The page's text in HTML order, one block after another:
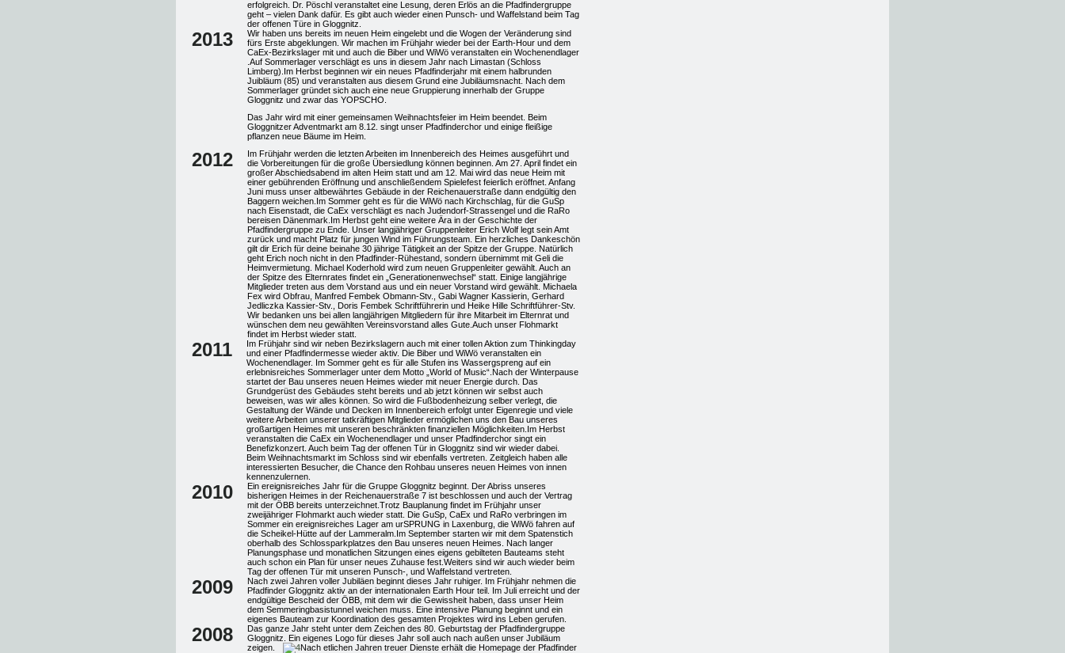
erfolgreich. Dr. Pöschl veranstaltet eine Lesung, deren Erlös an die Pfadfindergruppe
geht – vielen Dank dafür. Es gibt auch wieder einen Punsch- und Waffelstand beim Tag
der offenen Türe in Gloggnitz.
2013
Wir haben uns bereits im neuen Heim eingelebt und die Wogen der Veränderung sind
fürs Erste abgeklungen. Wir machen im Frühjahr wieder bei der Earth-Hour und dem
CaEx-Bezirkslager mit und auch die Biber und WiWö veranstalten ein Wochenendlager
.Auf Sommerlager verschlägt es uns in diesem Jahr nach Limastan (Schloss
Limberg).Im Herbst beginnen wir ein neues Pfadfinderjahr mit einem halbrunden
Juibläum (85) und veranstalten aus diesem Grund eine Jubiläumsnacht. Nach dem
Sommerlager gründet sich auch eine neue Gruppierung innerhalb der Gruppe
Gloggnitz und zwar das YOPSCHO.
Das Jahr wird mit einer gemeinsamen Weihnachtsfeier im Heim beendet. Beim
Gloggnitzer Adventmarkt am 8.12. singt unser Pfadfinderchor und einige fleißige
pflanzen neue Bäume im Heim.
2012
Im Frühjahr werden die letzten Arbeiten im Innenbereich des Heimes ausgeführt und
die Vorbereitungen für die große Übersiedlung können beginnen. Am 27. April findet ein
großer Abschiedsabend im alten Heim statt und am 12. Mai wird das neue Heim mit
einer gebührenden Eröffnung und anschließendem Spielefest feierlich eröffnet. Anfang
Juni muss unser altbewährtes Gebäude in der Reichenauerstraße dann endgültig den
Baggern weichen.Im Sommer geht es für die WiWö nach Kirchschlag, für die GuSp
nach Eisenstadt, die CaEx verschlägt es nach Judendorf-Strassengel und die RaRo
bereisen Dänenmark.Im Herbst geht eine weitere Ära in der Geschichte der
Pfadfindergruppe zu Ende. Unser langjähriger Gruppenleiter Erich Wolf legt sein Amt
zurück und macht Platz für jungen Wind im Führungsteam. Ein herzliches Dankeschön
gilt dir Erich für deine beinahe 30 jährige Tätigkeit an der Spitze der Gruppe. Natürlich
geht Erich noch nicht in den Pfadfinder-Rühestand, sondern übernimmt mit Geli die
Heimvermietung. Michael Koderhold wird zum neuen Gruppenleiter gewählt. Auch an
der Spitze des Elternrates findet ein „Generationenwechsel“ statt. Einige langjährige
Mitglieder treten aus dem Vorstand aus und ein neuer Vorstand wird gewählt. Michaela
Fex wird Obfrau, Manfred Fembek Obmann-Stv., Gabi Wagner Kassierin, Gerhard
Jedliczka Kassier-Stv., Doris Fembek Schriftführerin und Heike Hille Schriftführer-Stv.
Wir bedanken uns bei allen langjährigen Mitgliedern für ihre Mitarbeit im Elternrat und
wünschen dem neu gewählten Vereinsvorstand alles Gute.Auch unser Flohmarkt
findet im Herbst wieder statt.
2011
Im Frühjahr sind wir neben Bezirkslagern auch mit einer tollen Aktion zum Thinkingday
und einer Pfadfindermesse wieder aktiv. Die Biber und WiWö veranstalten ein
Wochenendlager. Im Sommer geht es für alle Stufen ins Wassergspreng auf ein
erlebnisreiches Sommerlager unter dem Motto „World of Music“.Nach der Winterpause
startet der Bau unseres neuen Heimes wieder mit neuer Energie durch. Das
Grundgerüst des Gebäudes steht bereits und ab jetzt können wir selbst auch
beweisen, was wir alles können. So wird die Fußbodenheizung selber verlegt, die
Gestaltung der Wände und Decken im Innenbereich erfolgt unter Eigenregie und viele
weitere Arbeiten unserer tatkräftigen Mitglieder ermöglichen uns den Bau unseres
großartigen Heimes mit unseren beschränkten finanziellen Möglichkeiten.Im Herbst
veranstalten die CaEx ein Wochenendlager und unser Pfadfinderchor singt ein
Benefizkonzert. Auch beim Tag der offenen Tür in Gloggnitz sind wir wieder dabei.
Beim Weihnachtsmarkt im Schloss sind wir ebenfalls vertreten. Zeitgleich haben alle
interessierten Besucher, die Chance den Rohbau unseres neuen Heimes von innen
kennenzulernen.
2010
Ein ereignisreiches Jahr für die Gruppe Gloggnitz beginnt. Der Abriss unseres
bisherigen Heimes in der Reichenauerstraße 7 ist beschlossen und auch der Vertrag
mit der ÖBB bereits unterzeichnet.Trotz Bauplanung findet im Frühjahr unser
zweijähriger Flohmarkt auch wieder statt. Die GuSp, CaEx und RaRo verbringen im
Sommer ein ereignisreiches Lager am urSPRUNG in Laxenburg, die WiWö fahren auf
die Scheikel-Hütte auf der Lammeralm.Im September starten wir mit dem Spatenstich
oberhalb des Schlossparkplatzes den Bau unseres neuen Heimes. Nach langer
Planungsphase und monatlichen Sitzungen eines eigens gebilteten Bauteams steht
auch schon ein Plan für unser neues Zuhause fest.Weiters sind wir auch wieder beim
Tag der offenen Tür mit unseren Punsch-, und Waffelstand vertreten.
2009
Nach zwei Jahren voller Jubiläen beginnt dieses Jahr ruhiger. Im Frühjahr nehmen die
Pfadfinder Gloggnitz aktiv an der internationalen Earth Hour teil. Im Juli erreicht und der
endgültige Bescheid der ÖBB, mit dem wir die Gewissheit haben, dass unser Heim
dem Semmeringbasistunnel weichen muss. Eine intensive Planung beginnt und ein
eigenes Bauteam zur Koordination des gesamten Projektes wird ins Leben gerufen.
2008
Das ganze Jahr steht unter dem Zeichen des 80. Geburtstag der Pfadfindergruppe
Gloggnitz. Ein eigenes Logo für dieses Jahr soll auch nach außen unser Jubiläum
zeigen.
Nach etlichen Jahren treuer Dienste erhält die Homepage der Pfadfinder